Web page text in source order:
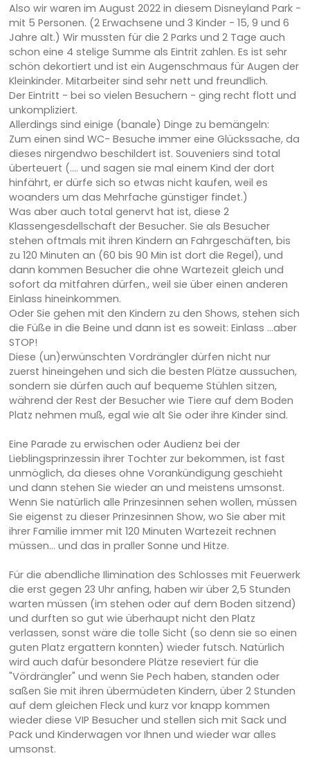
Also wir waren im August 2022 in diesem Disneyland Park -
mit 5 Personen. (2 Erwachsene und 3 Kinder - 15, 9 und 6
Jahre alt.) Wir mussten für die 2 Parks und 2 Tage auch
schon eine 4 stelige Summe als Eintrit zahlen. Es ist sehr
schön dekortiert und ist ein Augenschmaus für Augen der
Kleinkinder. Mitarbeiter sind sehr nett und freundlich.
Der Eintritt - bei so vielen Besuchern - ging recht flott und
unkompliziert.
Allerdings sind einige (banale) Dinge zu bemängeln:
Zum einen sind WC- Besuche immer eine Glückssache, da
dieses nirgendwo beschildert ist. Souveniers sind total
überteuert (.... und sagen sie mal einem Kind der dort
hinfährt, er dürfe sich so etwas nicht kaufen, weil es
woanders um das Mehrfache günstiger findet.)
Was aber auch total genervt hat ist, diese 2
Klassengesdellschaft der Besucher. Sie als Besucher
stehen oftmals mit ihren Kindern an Fahrgeschäften, bis
zu 120 Minuten an (60 bis 90 Min ist dort die Regel), und
dann kommen Besucher die ohne Wartezeit gleich und
sofort da mitfahren dürfen., weil sie über einen anderen
Einlass hineinkommen.
Oder Sie gehen mit den Kindern zu den Shows, stehen sich
die Füße in die Beine und dann ist es soweit: Einlass ...aber
STOP!
Diese (un)erwünschten Vordrängler dürfen nicht nur
zuerst hineingehen und sich die besten Plätze aussuchen,
sondern sie dürfen auch auf bequeme Stühlen sitzen,
während der Rest der Besucher wie Tiere auf dem Boden
Platz nehmen muß, egal wie alt Sie oder ihre Kinder sind.
Eine Parade zu erwischen oder Audienz bei der
Lieblingsprinzessin ihrer Tochter zur bekommen, ist fast
unmöglich, da dieses ohne Vorankündigung geschieht
und dann stehen Sie wieder an und meistens umsonst.
Wenn Sie natürlich alle Prinzesinnen sehen wollen, müssen
Sie eigenst zu dieser Prinzesinnen Show, wo Sie aber mit
ihrer Familie immer mit 120 Minuten Wartezeit rechnen
müssen... und das in praller Sonne und Hitze.
Für die abendliche Ilimination des Schlosses mit Feuerwerk
die erst gegen 23 Uhr anfing, haben wir über 2,5 Stunden
warten müssen (im stehen oder auf dem Boden sitzend)
und durften so gut wie überhaupt nicht den Platz
verlassen, sonst wäre die tolle Sicht (so denn sie so einen
guten Platz ergattern konnten) wieder futsch. Natürlich
wird auch dafür besondere Plätze reseviert für die
"Vördrängler" und wenn Sie Pech haben, standen oder
saßen Sie mit ihren übermüdeten Kindern, über 2 Stunden
auf dem gleichen Fleck und kurz vor knapp kommen
wieder diese VIP Besucher und stellen sich mit Sack und
Pack und Kinderwagen vor Ihnen und wieder war alles
umsonst.